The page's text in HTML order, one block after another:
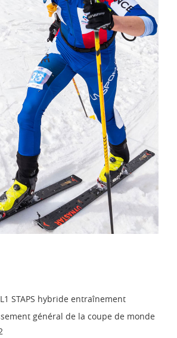
STAPS hybride entraînement
général de la coupe de monde